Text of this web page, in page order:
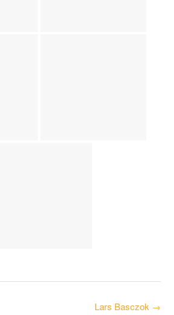
Lars Basczok →